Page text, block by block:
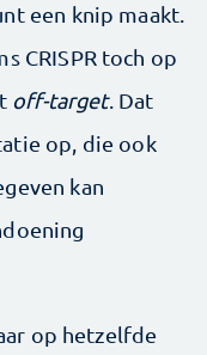
een knip maakt.
CRISPR toch op
off-target. Dat
op, die ook
kan
op hetzelfde